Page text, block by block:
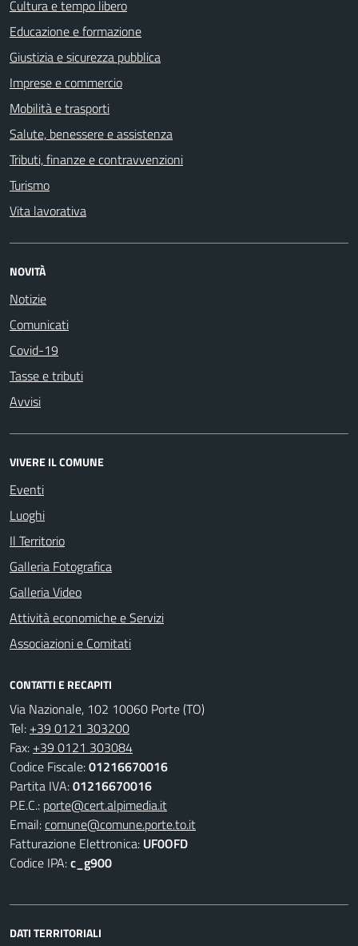
Cultura e tempo libero
Educazione e formazione
Giustizia e sicurezza pubblica
Imprese e commercio
Mobilità e trasporti
Salute, benessere e assistenza
Tributi, finanze e contravvenzioni
Turismo
Vita lavorativa
NOVITÀ
Notizie
Comunicati
Covid-19
Tasse e tributi
Avvisi
VIVERE IL COMUNE
Eventi
Luoghi
Il Territorio
Galleria Fotografica
Galleria Video
Attività economiche e Servizi
Associazioni e Comitati
CONTATTI E RECAPITI
Via Nazionale, 102 10060 Porte (TO)
Tel: +39 0121 303200
Fax: +39 0121 303084
Codice Fiscale:01216670016
Partita IVA:01216670016
P.E.C.: porte@cert.alpimedia.it
Email:comune@comune.porte.to.it
Fatturazione Elettronica: UF0OFD
Codice IPA:c_g900
DATI TERRITORIALI